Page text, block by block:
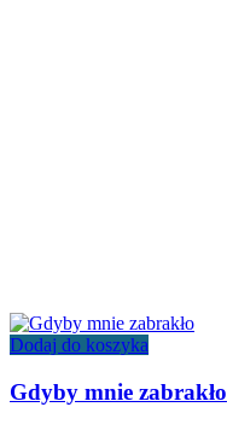
Dodaj do koszyka
Gdyby mnie zabrakło